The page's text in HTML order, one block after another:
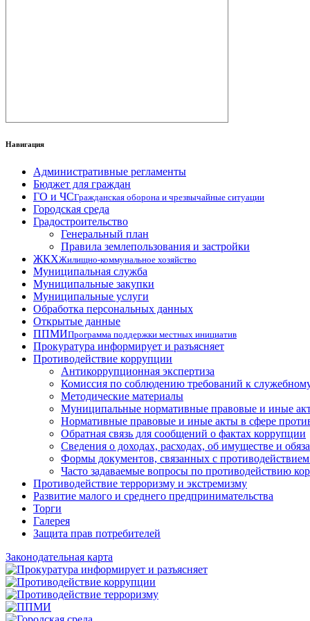
Навигация
Административные регламенты
Бюджет для граждан
ГО и ЧСГражданская оборона и чрезвычайные ситуации
Городская среда
Градостроительство
Генеральный план
Правила землепользования и застройки
ЖКХЖилищно-коммунальное хозяйство
Муниципальная служба
Муниципальные закупки
Муниципальные услуги
Обработка персональных данных
Открытые данные
ППМИПрограмма поддержки местных инициатив
Прокуратура информирует и разъясняет
Противодействие коррупции
Антикоррупционная экспертиза
Комиссия по соблюдению требований к
Методические материалы
Муниципальные нормативные правовые и иные
Нормативные правовые и иные акты в сфере
Обратная связь для сообщений о фактах коррупции
Сведения о доходах, расходах, об имуществе и
Формы документов, связанных с
Часто задаваемые вопросы по противодействию
Противодействие терроризму и экстремизму
Развитие малого и среднего предпринимательства
Торги
Галерея
Защита прав потребителей
Законодательная карта